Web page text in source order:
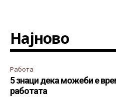
Најново
Работа
5 знаци дека можеби е
работата